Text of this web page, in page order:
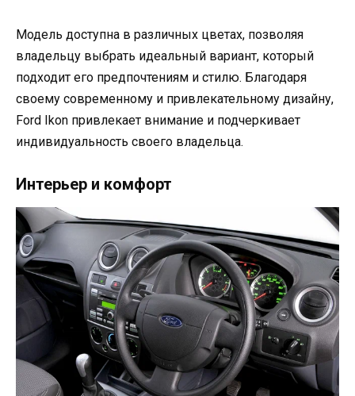
Модель доступна в различных цветах, позволяя
владельцу выбрать идеальный вариант, который
подходит его предпочтениям и стилю. Благодаря
своему современному и привлекательному дизайну,
Ford Ikon привлекает внимание и подчеркивает
индивидуальность своего владельца.
Интерьер и комфорт